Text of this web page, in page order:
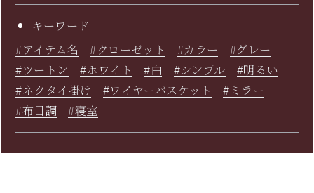
キーワード
#アイテム名
#クローゼット #カラー
#グレー
#ツートン
#ホワイト #白 #シンプル
#明るい
#ネクタイ掛け
#ワイヤーバスケット
#ミラー
#布目調
#寝室